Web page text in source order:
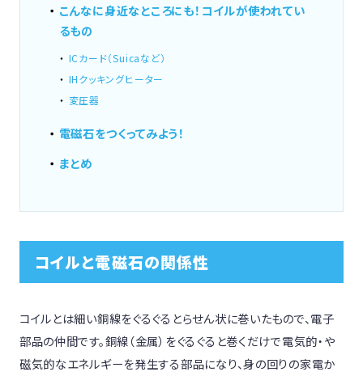
こんなに身近なところにも！コイルが使われてい
るもの
ICカード（Suicaなど）
IHクッキングヒーター
変圧器
電磁石をつくってみよう！
まとめ
コイルと電磁石の関係性
コイルとは細い銅線をぐるぐるとらせん状に巻いたもので、電子
部品の仲間です。銅線（金属）をぐるぐると巻くだけで電気的・や
磁気的なエネルギーを発生する部品になり、身の回りの家電か